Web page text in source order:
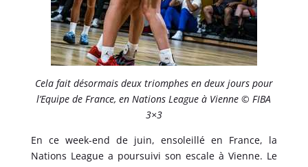
Cela fait désormais deux triomphes en deux jours pour
l’Equipe de France, en Nations League à Vienne © FIBA
3×3
En ce week-end de juin, ensoleillé en France, la
Nations League a poursuivi son escale à Vienne. Le